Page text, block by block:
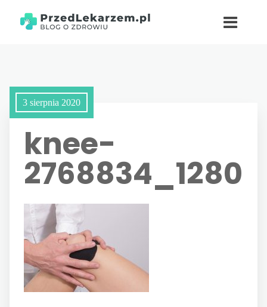
3 sierpnia 2020
knee-
2768834_1280